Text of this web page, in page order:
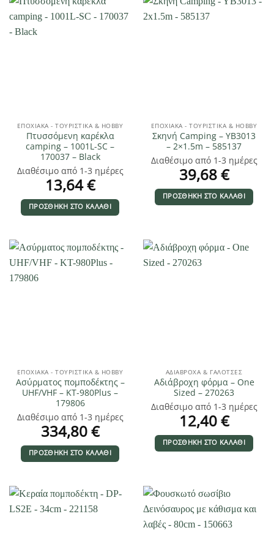
ΕΠΟΧΙΑΚΑ - ΤΟΥΡΙΣΤΙΚΑ & HOBBY
Πτυσσόμενη καρέκλα
camping – 1001L-SC –
170037 – Black
Διαθέσιμο από 1-3 ημέρες
13,64€
ΠΡΟΣΘΉΚΗ ΣΤΟ ΚΑΛΆΘΙ
ΕΠΟΧΙΑΚΑ - ΤΟΥΡΙΣΤΙΚΑ & HOBBY
Σκηνή Camping – YB3013
– 2×1.5m – 585137
Διαθέσιμο από 1-3 ημέρες
39,68€
ΠΡΟΣΘΉΚΗ ΣΤΟ ΚΑΛΆΘΙ
ΕΠΟΧΙΑΚΑ - ΤΟΥΡΙΣΤΙΚΑ & HOBBY
Ασύρματος πομποδέκτης –
UHF/VHF – KT-980Plus –
179806
Διαθέσιμο από 1-3 ημέρες
334,80€
ΠΡΟΣΘΉΚΗ ΣΤΟ ΚΑΛΆΘΙ
ΑΔΙΆΒΡΟΧΑ & ΓΑΛΌΤΣΕΣ
Αδιάβροχη φόρμα – One
Sized – 270263
Διαθέσιμο από 1-3 ημέρες
12,40€
ΠΡΟΣΘΉΚΗ ΣΤΟ ΚΑΛΆΘΙ